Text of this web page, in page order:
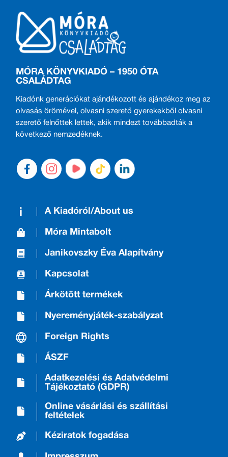
MÓRA KÖNYVKIADÓ – 1950 ÓTA
CSALÁDTAG
Kiadónk generációkat ajándékozott és ajándékoz meg az
olvasás örömével, olvasni szerető gyerekekből olvasni
szerető felnőttek lettek, akik mindezt továbbadták a
következő nemzedéknek.
A Kiadóról/About us
Móra Mintabolt
Janikovszky Éva Alapítvány
Kapcsolat
Árkötött termékek
Nyereményjáték-szabályzat
Foreign Rights
ÁSZF
Adatkezelési és Adatvédelmi
Tájékoztató (GDPR)
Online vásárlási és szállítási
feltételek
Kéziratok fogadása